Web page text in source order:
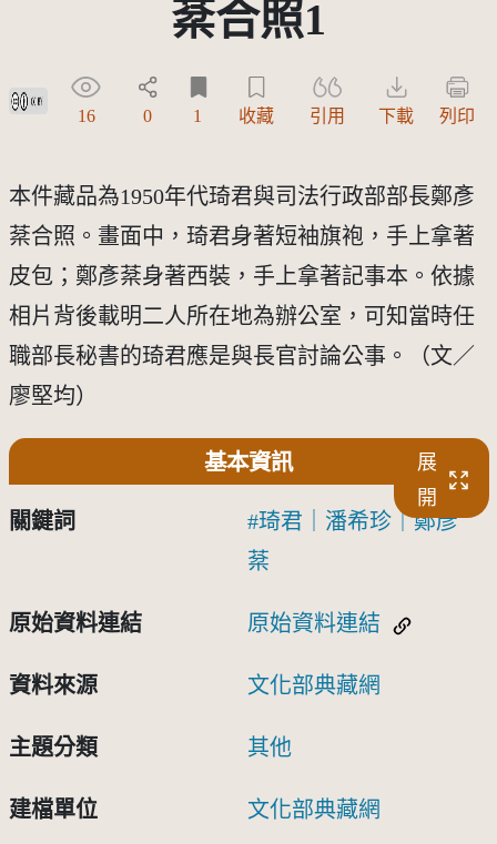
棻合照1
創用CC姓名標示 3.0 台灣及其後版本(CC BY 3.0 TW +)
16 0 1 收藏 引用 下載 列印
本件藏品為1950年代琦君與司法行政部部長鄭彥
棻合照。畫面中，琦君身著短袖旗袍，手上拿著
皮包；鄭彥棻身著西裝，手上拿著記事本。依據
相片背後載明二人所在地為辦公室，可知當時任
職部長秘書的琦君應是與長官討論公事。（文／
廖堅均）
基本資訊
展
開
關鍵詞
琦君｜潘希珍｜鄭彥
棻
原始資料連結 原始資料連結
資料來源 文化部典藏網
主題分類 其他
建檔單位 文化部典藏網